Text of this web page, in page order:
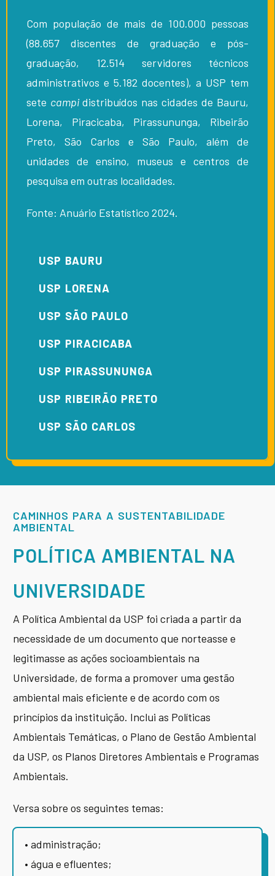
Com população de mais de 100.000 pessoas
(88.657 discentes de graduação e pós-
graduação, 12.514 servidores técnicos
administrativos e 5.182 docentes), a USP tem
sete campidistribuídos nas cidades de Bauru,
Lorena, Piracicaba, Pirassununga, Ribeirão
Preto, São Carlos e São Paulo, além de
unidades de ensino, museus e centros de
pesquisa em outras localidades.
Fonte: Anuário Estatístico 2024.
USP BAURU
USP LORENA
USP SÃO PAULO
USP PIRACICABA
USP PIRASSUNUNGA
USP RIBEIRÃO PRETO
USP SÃO CARLOS
CAMINHOS PARA A SUSTENTABILIDADE
AMBIENTAL
POLÍTICA AMBIENTAL NA
UNIVERSIDADE
A Política Ambiental da USP foi criada a partir da
necessidade de um documento que norteasse e
legitimasse as ações socioambientais na
Universidade, de forma a promover uma gestão
ambiental mais eficiente e de acordo com os
princípios da instituição. Inclui as Políticas
Ambientais Temáticas, o Plano de Gestão Ambiental
da USP, os Planos Diretores Ambientais e Programas
Ambientais.
Versa sobre os seguintes temas:
• administração;
• água e efluentes;